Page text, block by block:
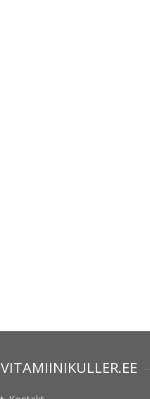
VITAMIINIKULLER.EE